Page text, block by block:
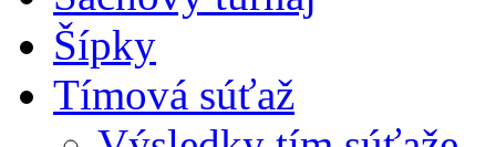
Šípky
Tímová súťaž